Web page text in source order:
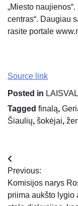
„Miesto
centras“. Daugiau
rasite portale
Source link
Posted in
Tagged finalą,
Šiaulių, šokėjai,
Navigacija
tarp
įrašų
Previous:
Komisijos narys
priima aukšto lygio